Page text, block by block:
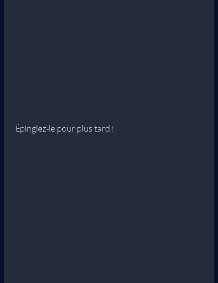
Épinglez-le pour plus tard !